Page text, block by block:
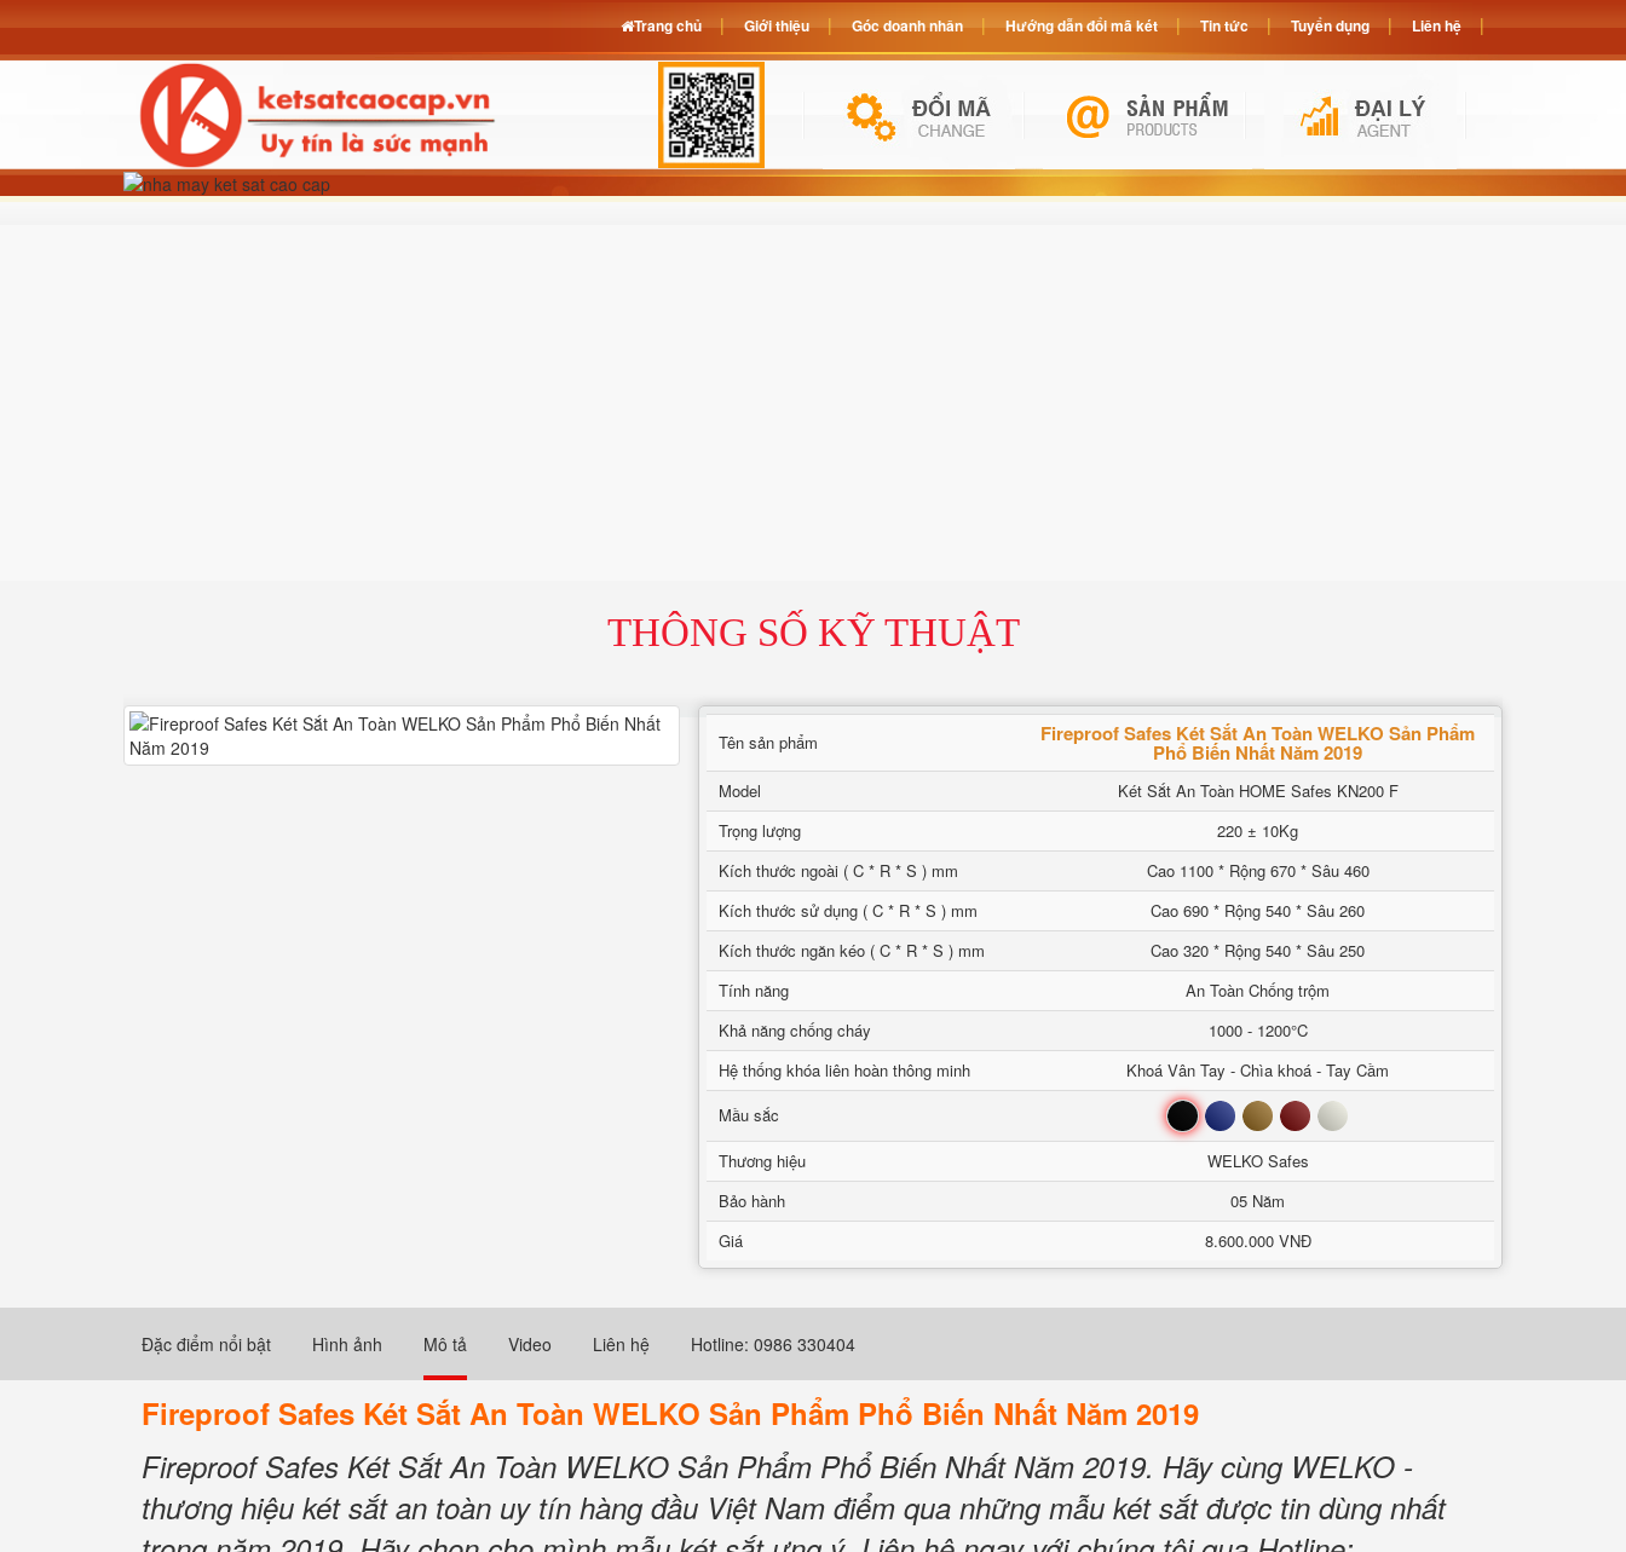
THÔNG SỐ KỸ THUẬT
Tên sản phẩm Fireproof Safes Két Sắt An Toàn WELKO Sản Phẩm
Phổ Biến Nhất Năm 2019
Model
Két Sắt An Toàn HOME Safes KN200 F
Trọng lượng
220 ± 10Kg
Kích thước ngoài ( C * R * S ) mm
Cao 1100 * Rộng 670 * Sâu 460
Kích thước sử dụng ( C * R * S ) mm
Cao 690 * Rộng 540 * Sâu 260
Kích thước ngăn kéo ( C * R * S ) mm
Cao 320 * Rộng 540 * Sâu 250
Tính năng
An Toàn Chống trộm
Khả năng chống cháy
1000 - 1200°C
Hệ thống khóa liên hoàn thông minh
Khoá Vân Tay - Chìa khoá - Tay Cầm
Mầu sắc
Đen Xanh Nâu Đỏ Trắng
Thương hiệu
WELKO Safes
Bảo hành
05 Năm
Giá
8.600.000 VNĐ
Đặc điểm nổi bật Hình ảnh Mô tả Video Liên hệ Hotline: 0986 330404
Fireproof Safes Két Sắt An Toàn WELKO Sản Phẩm Phổ Biến Nhất Năm 2019
Fireproof Safes Két Sắt An Toàn WELKO Sản Phẩm Phổ Biến Nhất Năm 2019. Hãy cùng WELKO -
thương hiệu két sắt an toàn uy tín hàng đầu Việt Nam điểm qua những mẫu két sắt được tin dùng nhất
Trang chủ Giới thiệu Góc doanh nhân Hướng dẫn đổi mã két Tin tức Tuyển dụng Liên hệ